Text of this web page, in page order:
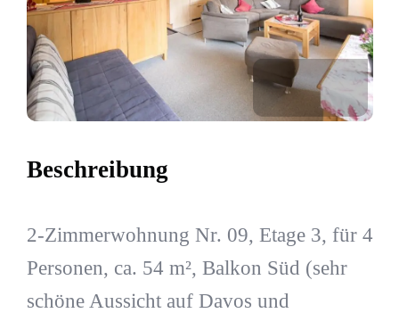
Beschreibung
2-Zimmerwohnung Nr. 09, Etage 3, für 4
Personen, ca. 54 m², Balkon Süd (sehr
schöne Aussicht auf Davos und